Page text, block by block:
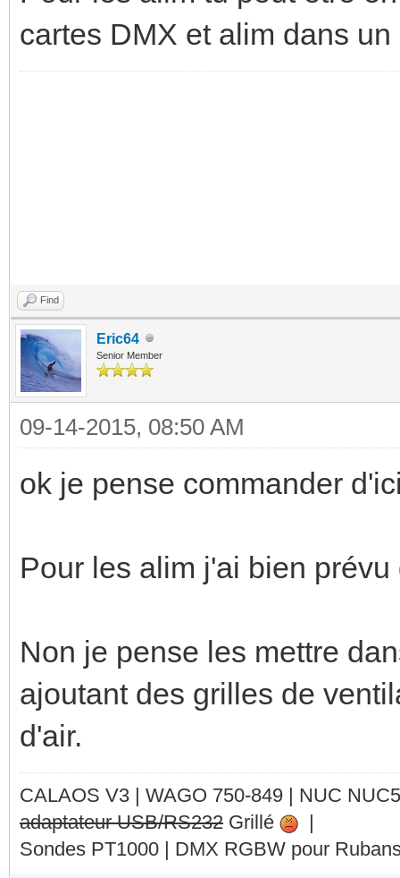
cartes DMX et alim dans un
Find
Eric64
Senior Member
09-14-2015, 08:50 AM
ok je pense commander
Pour les alim j'ai bien
Non je pense les mettre
ajoutant des grilles de
d'air.
CALAOS V3 | WAGO 750-849 | NUC
adaptateur USB/RS232 Grillé
|
Sondes PT1000 | DMX RGBW pour